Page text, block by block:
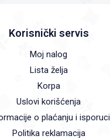
Korisnički servis
Moj nalog
Lista želja
Korpa
Uslovi korišćenja
o plaćanju i isporuci
Politika reklamacija